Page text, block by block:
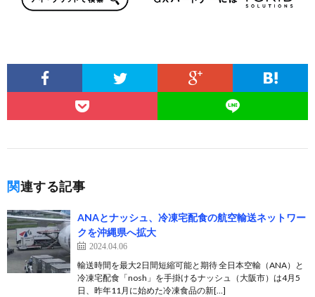
関連する記事
ANAとナッシュ、冷凍宅配食の航空輸送ネットワー
クを沖縄県へ拡大
2024.04.06
輸送時間を最大2日間短縮可能と期待 全日本空輸（ANA）と
冷凍宅配食「nosh」を手掛けるナッシュ（大阪市）は4月5
日、昨年11月に始めた冷凍食品の新[…]